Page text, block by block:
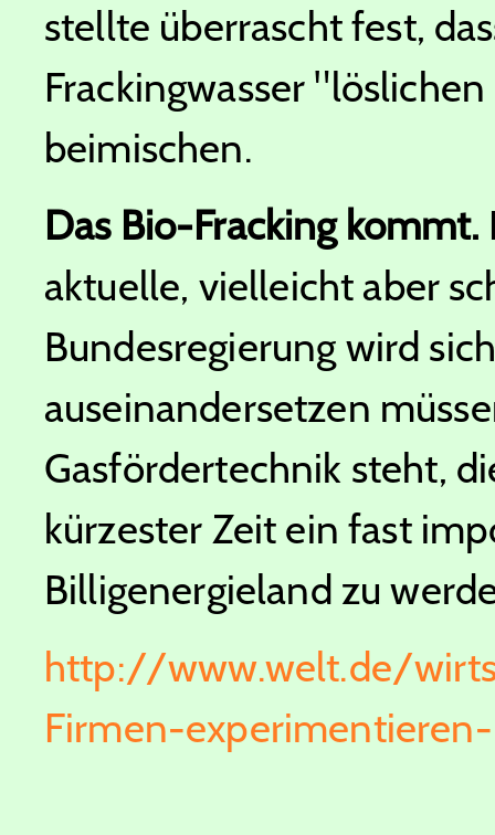
stellte überrascht fest,
Frackingwasser
beimischen.
Das Bio-Fracking kommt.
aktuelle, vielleicht aber
Bundesregierung wird
auseinandersetzen
Gasfördertechnik steht,
kürzester Zeit ein fast
Billigenergieland zu
http://www.welt.de/
Firmen-